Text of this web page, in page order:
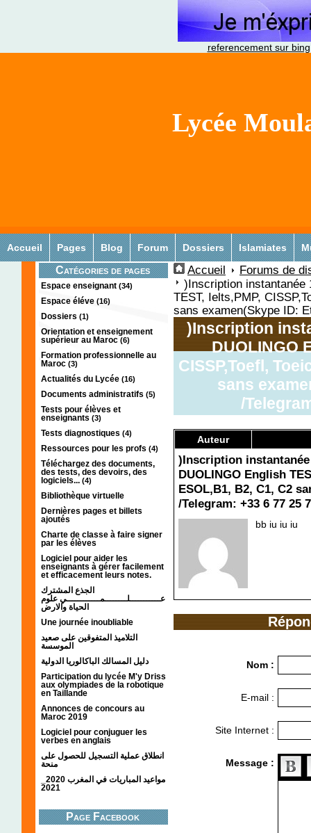
referencement sur bing
Lycée
Accueil Pages Blog Forum Dossiers Islamiates
Catégories de pages
Espace enseignant (34)
Espace éléve (16)
Dossiers (1)
Orientation et enseignement
supérieur au Maroc (6)
Formation professionnelle au
Maroc (3)
Actualités du Lycée (16)
Documents administratifs (5)
Tests pour élèves et
enseignants (3)
Tests diagnostiques (4)
Ressources pour les profs (4)
Téléchargez des documents,
des tests, des devoirs, des
logiciels... (4)
Bibliothèque virtuelle
Dernières pages et billets
ajoutés
Charte de classe à faire signer
par les élèves
Logiciel pour aider les
enseignants à gérer facilement
et efficacement leurs notes.
الجذع المشترك
عـــــــــــلــــــــمــــــــــــي علوم
الحياة والارض
Une journée inoubliable
التلاميذ المتفوقين على صعيد
الموسسة
دليل المسالك الباكالوريا الدولية
Participation du lycée M'y Driss
aux olympiades de la robotique
en Taillande
Annonces de concours au
Maroc 2019
Logiciel pour conjuguer les
verbes en anglais
انطلاق عملية التسجيل للحصول على
منحة
2021
Page Facebook
Accueil
Forums de
)Inscription instantanée
TEST, Ielts,PMP,
sans examen(Skype ID:
)Inscription
DUOLINGO
CISSP,Toefl,
sans
/
Auteur
)Inscription
DUOLINGO English
ESOL,B1, B2, C1, C2
/Telegram: +33 6 77 25
bb iu iu iu
Nom :
E-mail :
Site Internet :
Message :